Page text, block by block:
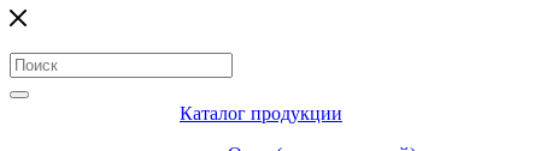
Каталог продукции